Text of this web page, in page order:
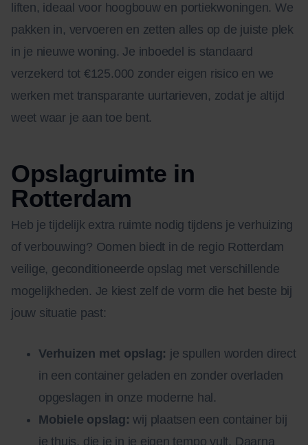
liften, ideaal voor hoogbouw en portiekwoningen. We
pakken in, vervoeren en zetten alles op de juiste plek
in je nieuwe woning. Je inboedel is standaard
verzekerd tot €125.000 zonder eigen risico en we
werken met transparante uurtarieven, zodat je altijd
weet waar je aan toe bent.
Opslagruimte in
Rotterdam
Heb je tijdelijk extra ruimte nodig tijdens je verhuizing
of verbouwing? Oomen biedt in de regio Rotterdam
veilige, geconditioneerde opslag met verschillende
mogelijkheden. Je kiest zelf de vorm die het beste bij
jouw situatie past:
Verhuizen met opslag: je spullen worden direct
in een container geladen en zonder overladen
opgeslagen in onze moderne hal.
Mobiele opslag: wij plaatsen een container bij
je thuis, die je in je eigen tempo vult. Daarna